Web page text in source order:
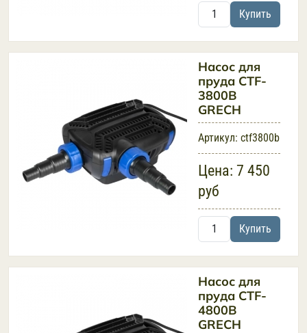
Купить
Насос для
пруда CTF-
3800B
GRECH
Артикул: ctf3800b
Цена: 7 450
руб
Купить
Насос для
пруда CTF-
4800B
GRECH